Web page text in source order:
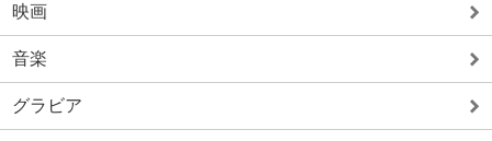
映画
音楽
グラビア